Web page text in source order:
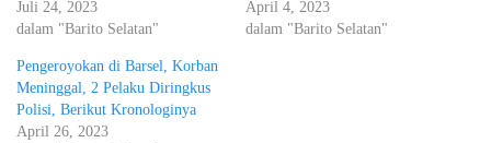
Juli 24, 2023
dalam "Barito Selatan"
April 4, 2023
dalam "Barito Selatan"
Pengeroyokan di Barsel, Korban
Meninggal, 2 Pelaku Diringkus
Polisi, Berikut Kronologinya
April 26, 2023